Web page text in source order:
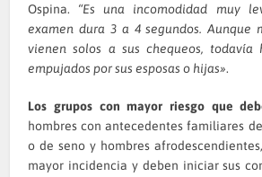
Ospina. “Es una incomodidad muy
examen dura 3 a 4 segundos. Aunque
vienen solos a sus chequeos, todavía
empujados por sus esposas o hijas».
Los grupos con mayor riesgo que
hombres con antecedentes familiares
o de seno y hombres
mayor incidencia y deben iniciar sus